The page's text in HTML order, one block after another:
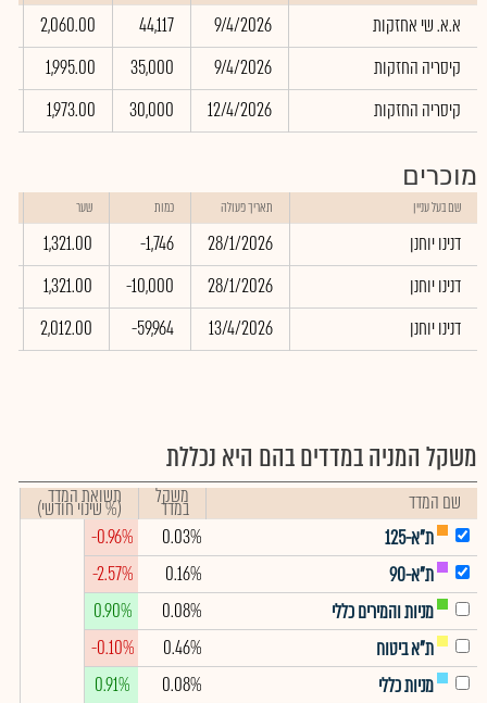
א.א. שי אחזקות 9/4/2026
44,117
2,060.00
קיסריה החזקות
9/4/2026
35,000
1,995.00
קיסריה החזקות
12/4/2026
30,000
1,973.00
מוכרים
שם בעל עניין תאריך פעולה כמות שער
דנינו יוחנן 28/1/2026
-1,746
1,321.00
דנינו יוחנן
28/1/2026
-10,000
1,321.00
דנינו יוחנן
13/4/2026
-59,964
2,012.00
משקל המניה במדדים בהם היא נכללת
שם המדד משקל
במדד תשואת המדד
(% שינוי חודשי)
ת"א-125
0.03%
-0.96%
ת"א-90
0.16%
-2.57%
מניות והמירים כללי
0.08%
0.90%
ת"א ביטוח
0.46%
-0.10%
מניות כללי
0.08%
0.91%